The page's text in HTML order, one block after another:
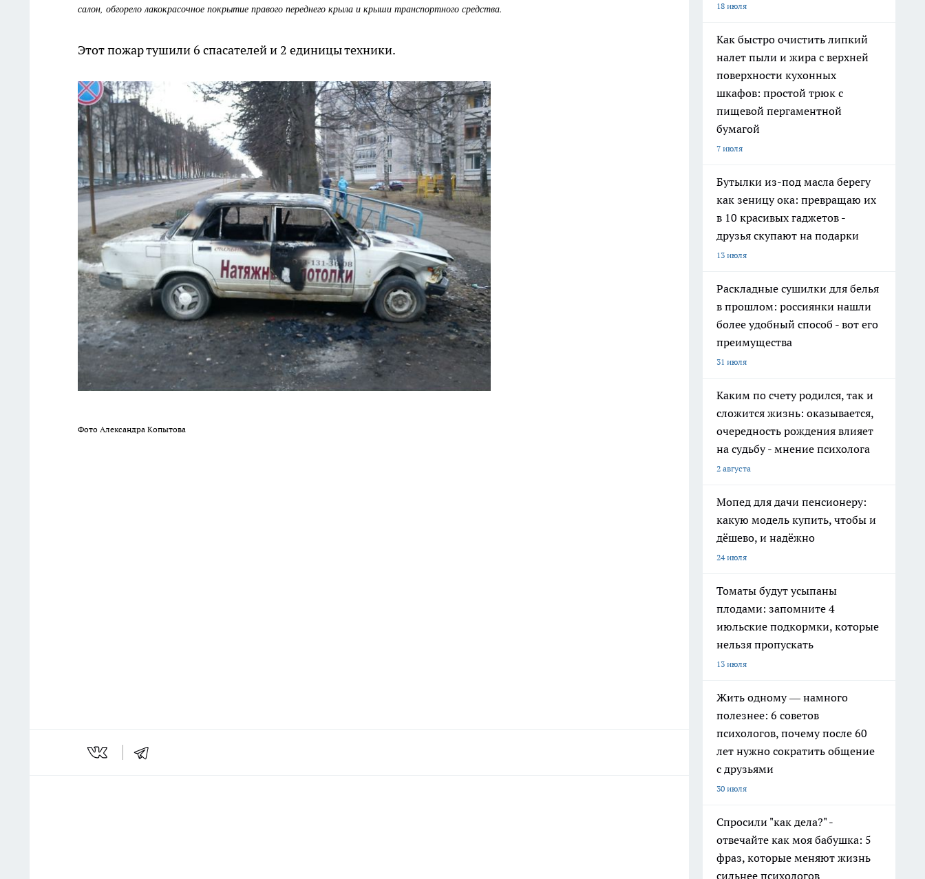
салон, обгорело лакокрасочное покрытие правого переднего крыла и крыши транспортного средства.
Этот пожар тушили 6 спасателей и 2 единицы техники.
Фото Александра Копытова
18 июля
Как быстро очистить липкий
налет пыли и жира с верхней
поверхности кухонных
шкафов: простой трюк с
пищевой пергаментной
бумагой
7 июля
Бутылки из-под масла берегу
как зеницу ока: превращаю их
в 10 красивых гаджетов -
друзья скупают на подарки
13 июля
Раскладные сушилки для белья
в прошлом: россиянки нашли
более удобный способ - вот его
преимущества
31 июля
Каким по счету родился, так и
сложится жизнь: оказывается,
очередность рождения влияет
на судьбу - мнение психолога
2 августа
Мопед для дачи пенсионеру:
какую модель купить, чтобы и
дёшево, и надёжно
24 июля
Томаты будут усыпаны
плодами: запомните 4
июльские подкормки, которые
нельзя пропускать
13 июля
Жить одному — намного
полезнее: 6 советов
психологов, почему после 60
лет нужно сократить общение
с друзьями
30 июля
Спросили "как дела?" -
отвечайте как моя бабушка: 5
фраз, которые меняют жизнь
сильнее психологов